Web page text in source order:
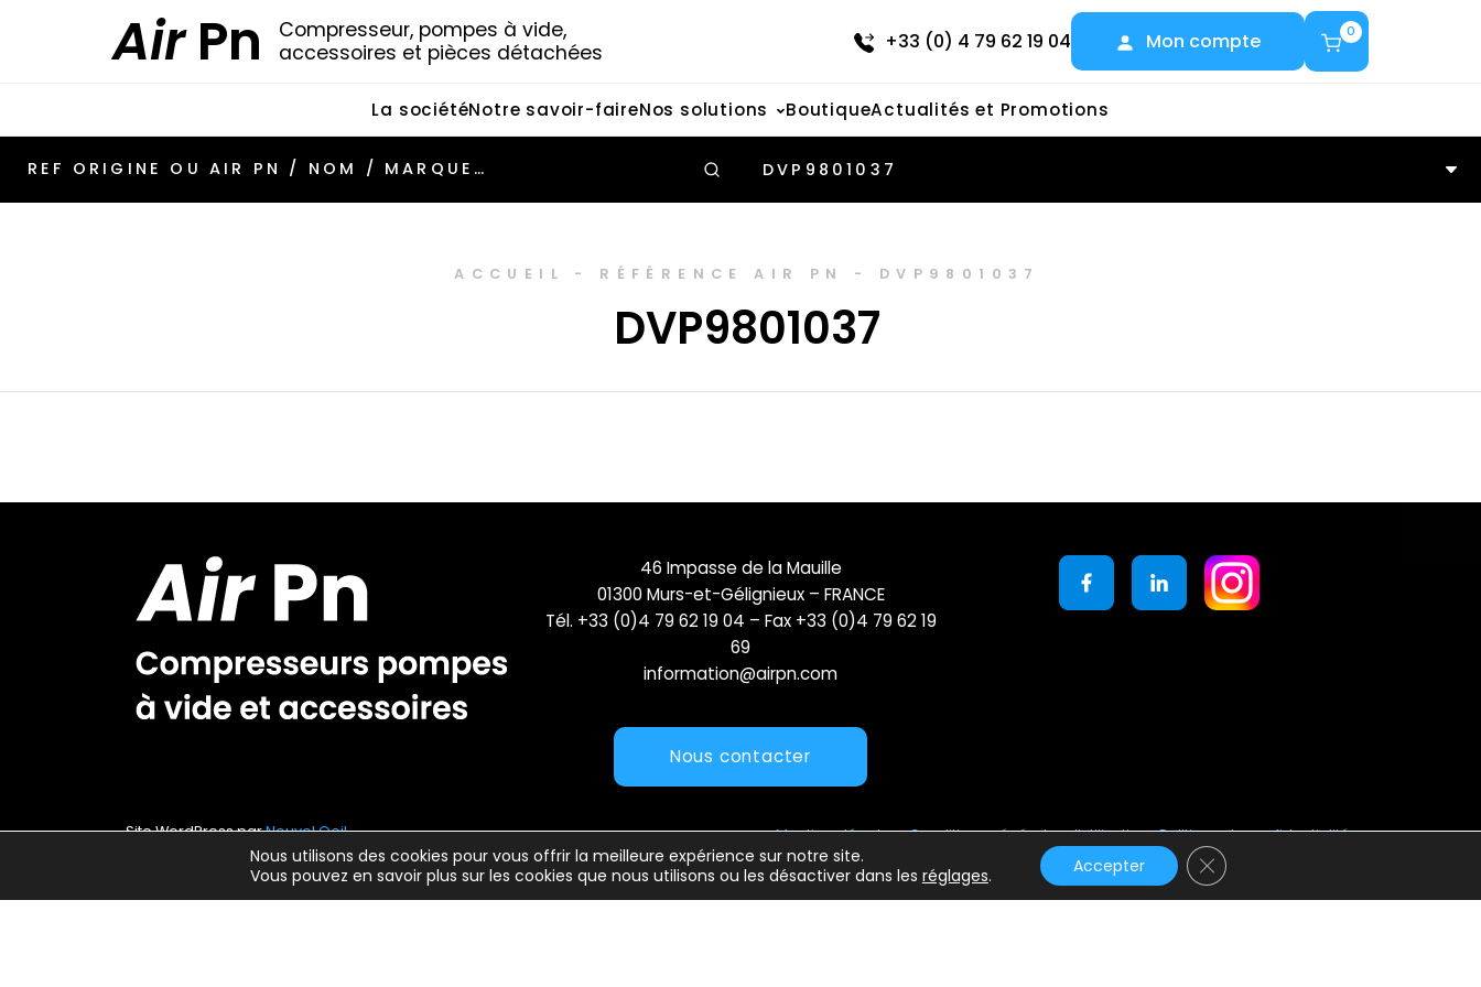
AirPn
Compresseur, pompes à vide,
accessoires et pièces détachées
+33 (0) 4 79 62 19 04 Mon compte 0
La sociétéNotre savoir-faireNos solutions BoutiqueActualités et Promotions
DVP9801037
ACCUEIL - RÉFÉRENCE AIR PN - DVP9801037
DVP9801037
Nous utilisons des cookies pour vous offrir la meilleure expérience sur notre site.
Vous pouvez en savoir plus sur les cookies que nous utilisons ou les désactiver dans les réglages. Accepter Fermer la bannière des cookies
46 Impasse de la Mauille
01300 Murs-et-Gélignieux – FRANCE
Tél. +33 (0)4 79 62 19 04 – Fax +33 (0)4 79 62 19
69
information@airpn.com
Nous contacter
Site WordPress parNouvel Oeil Mentions légales Conditions générales d’utilisation Politique de confidentialité